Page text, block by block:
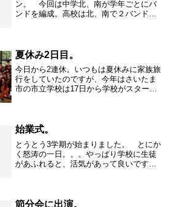
ン。 今回は中学北、南が学年ごとにバ
ンドを編成。高校は北、南で２バンドを
払ったり、と色々こまご...
夏休み2日目。
今日から2連休。いつもは夏休みに家族旅
行をしていたのですが、今年はさいたま
市の市立学校は17日から学校がスタート
の格闘。そして、小学...
始業式。
とうとう3学期が始まりました。 とにか
く怒涛の一日。。。やっぱり学校に生徒
があふれると、活気があって良いですね
と松伏高校の皆さんが会...
節分会に出演。